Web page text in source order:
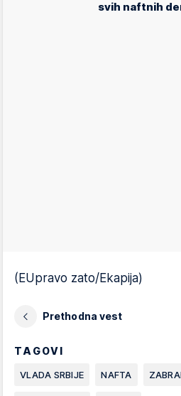
svih naftnih
(EUpravo zato/Ekapija)
Prethodna vest
TAGOVI
VLADA SRBIJE NAFTA